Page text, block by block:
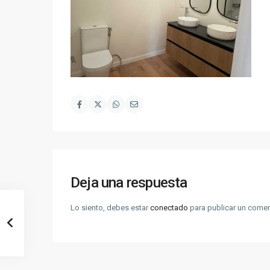
Deja una respuesta
Lo siento, debes estarconectado para publicar un